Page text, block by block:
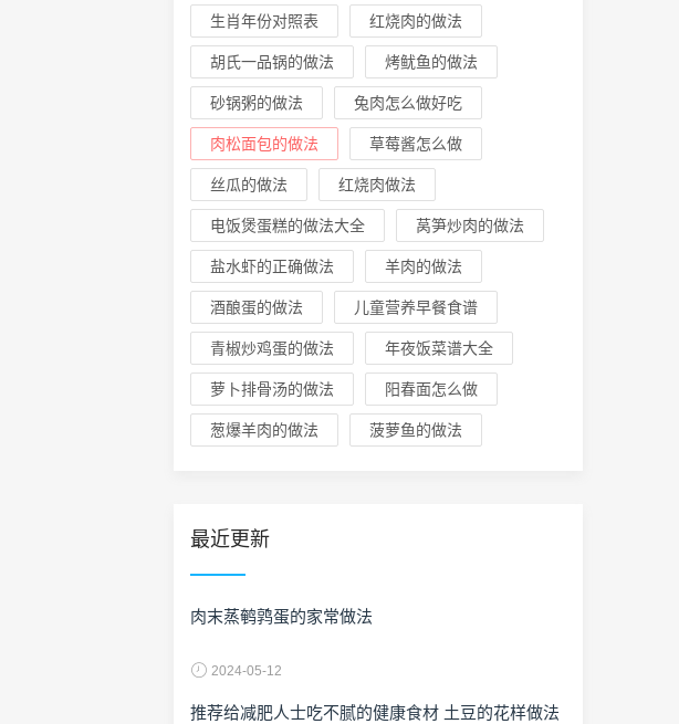
生肖年份对照表 红烧肉的做法
胡氏一品锅的做法 烤鱿鱼的做法
砂锅粥的做法 兔肉怎么做好吃
肉松面包的做法 草莓酱怎么做
丝瓜的做法 红烧肉做法
电饭煲蛋糕的做法大全 莴笋炒肉的做法
盐水虾的正确做法 羊肉的做法
酒酿蛋的做法 儿童营养早餐食谱
青椒炒鸡蛋的做法 年夜饭菜谱大全
萝卜排骨汤的做法 阳春面怎么做
葱爆羊肉的做法 菠萝鱼的做法
最近更新
肉末蒸鹌鹑蛋的家常做法
2024-05-12
推荐给减肥人士吃不腻的健康食材 土豆的花样做法